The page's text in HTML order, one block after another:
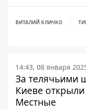
ВИТАЛИЙ КЛИЧКО
14:43, 08 января
За телячьими
Киеве
Местные